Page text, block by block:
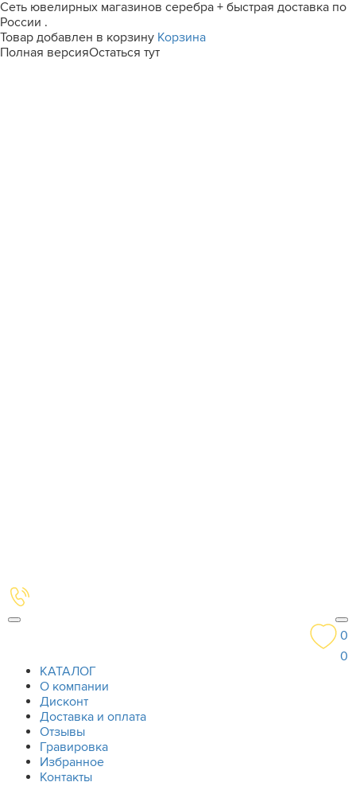
Сеть ювелирных магазинов серебра + быстрая доставка по
России .
Товар добавлен в корзину Корзина
Полная версияОстаться тут
0
0
КАТАЛОГ
О компании
Дисконт
Доставка и оплата
Отзывы
Гравировка
Избранное
Контакты